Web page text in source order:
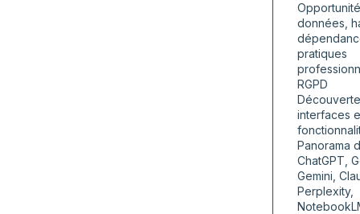
données,
pratiques
RGPD
interfaces
Panorama
ChatGPT,
Gemini,
Perplexity,